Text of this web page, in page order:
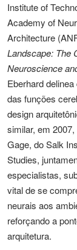
Institute of
Academy of
Architecture
Landscape: The
Neuroscience
Eberhard
das funções
design
similar, em
Gage, do Salk
Studies,
especialistas,
vital de se
neurais aos
reforçando a
arquitetura.